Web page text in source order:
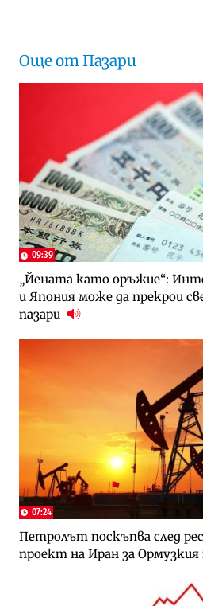
Още от Пазари
09:39
„Йената като оръжие“:
и Япония може да прекрои
пазари
07:24
Петролът поскъпва след
проект на Иран за